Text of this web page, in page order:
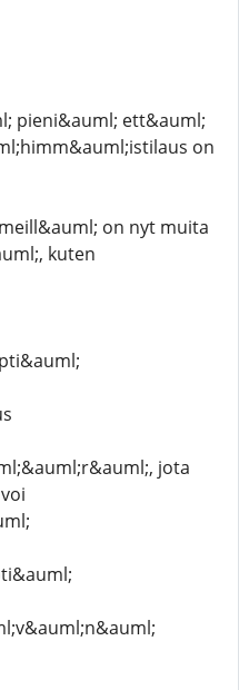
pieni&auml; ett&auml;
on
on nyt muita
kuten
jota